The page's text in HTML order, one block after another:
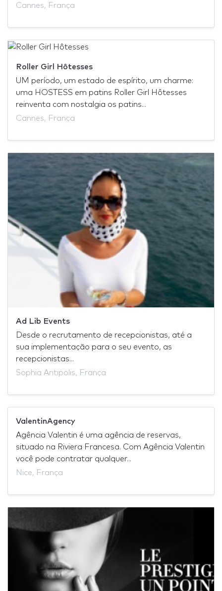
Cannes, França
Roller Girl Hôtesses
UM período, um estado de espírito, um charme:
uma HOSTESS em patins Roller Girl Hôtesses
reinventa com nostalgia os patins...
Cannes, França
Ad Lib Events
Desde o recrutamento de recepcionistas, até a
sua implementação para o seu evento, as
recepcionistas...
Sophia Antipolis, França
ValentinAgency
Agência Valentin é uma agência de reservas,
situado na Riviera Francesa. Com Agência Valentin
você pode contratar qualquer...
Nice, França